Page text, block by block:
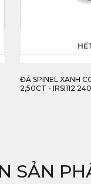
ĐÁ SPINEL XANH
2,50CT - IRSI112
SẢN